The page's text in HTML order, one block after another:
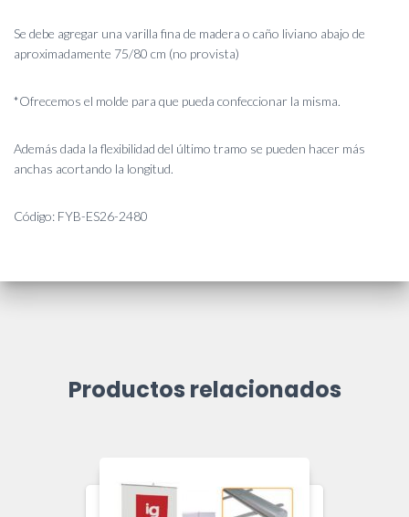
Se debe agregar una varilla fina de madera o caño liviano abajo de
aproximadamente 75/80 cm (no provista)
*Ofrecemos el molde para que pueda confeccionar la misma.
Además dada la flexibilidad del último tramo se pueden hacer más
anchas acortando la longitud.
Código: FYB-ES26-2480
Productos relacionados